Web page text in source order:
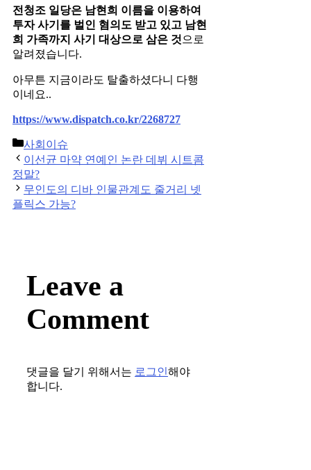
전청조 일당은 남현희 이름을 이용하여
투자 사기를 벌인 혐의도 받고 있고 남현
희 가족까지 사기 대상으로 삼은 것으로
알려졌습니다.
아무튼 지금이라도 탈출하셨다니 다행
이네요..
https://www.dispatch.co.kr/2268727
Categories
사회이슈
Post
navigation
이선균 마약 연예인 논란 데뷔 시트콤
정말?
무인도의 디바 인물관계도 줄거리 넷
플릭스 가능?
Leave a
Comment
댓글을 달기 위해서는 로그인해야
합니다.